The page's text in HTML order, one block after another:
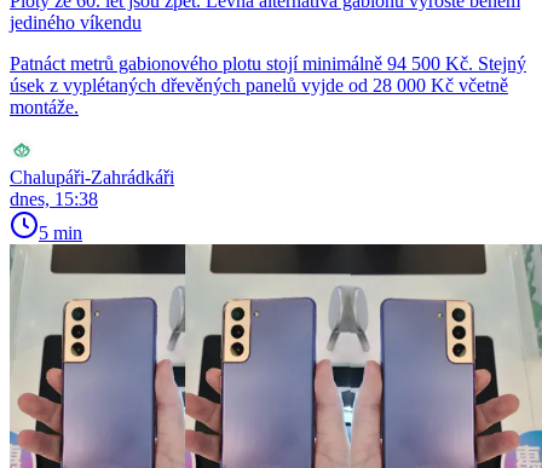
jediného víkendu
Patnáct metrů gabionového plotu stojí minimálně 94 500 Kč. Stejný
úsek z vyplétaných dřevěných panelů vyjde od 28 000 Kč včetně
montáže.
Chalupáři-Zahrádkáři
dnes, 15:38
5 min